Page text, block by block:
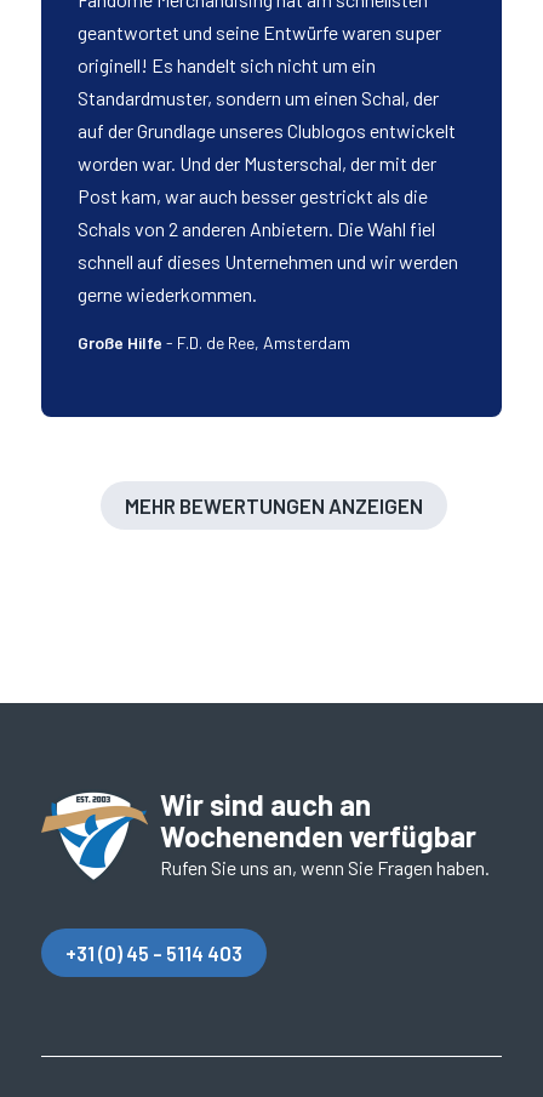
geantwortet und seine Entwürfe waren super
originell! Es handelt sich nicht um ein
Standardmuster, sondern um einen Schal, der
auf der Grundlage unseres Clublogos entwickelt
worden war. Und der Musterschal, der mit der
Post kam, war auch besser gestrickt als die
Schals von 2 anderen Anbietern. Die Wahl fiel
schnell auf dieses Unternehmen und wir werden
gerne wiederkommen.
Große Hilfe - F.D. de Ree, Amsterdam
MEHR BEWERTUNGEN ANZEIGEN
Wir sind auch an
Wochenenden verfügbar
Rufen Sie uns an, wenn Sie Fragen haben.
+31 (0) 45 - 5114 403